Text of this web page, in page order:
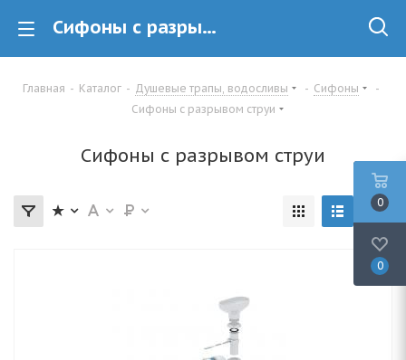
Сифоны с разрывом струи купить в минске
Главная - Каталог - Душевые трапы, водосливы - Сифоны
-
Сифоны с разрывом струи
Сифоны с разрывом струи
0
0